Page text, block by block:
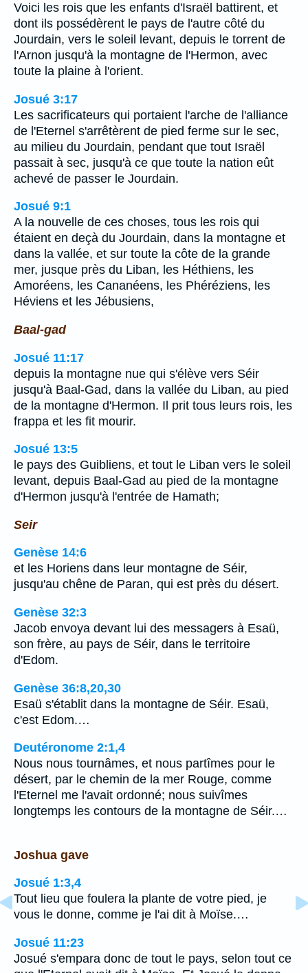
Voici les rois que les enfants d'Israël battirent, et
dont ils possédèrent le pays de l'autre côté du
Jourdain, vers le soleil levant, depuis le torrent de
l'Arnon jusqu'à la montagne de l'Hermon, avec
toute la plaine à l'orient.
Josué 3:17
Les sacrificateurs qui portaient l'arche de l'alliance
de l'Eternel s'arrêtèrent de pied ferme sur le sec,
au milieu du Jourdain, pendant que tout Israël
passait à sec, jusqu'à ce que toute la nation eût
achevé de passer le Jourdain.
Josué 9:1
A la nouvelle de ces choses, tous les rois qui
étaient en deçà du Jourdain, dans la montagne et
dans la vallée, et sur toute la côte de la grande
mer, jusque près du Liban, les Héthiens, les
Amoréens, les Cananéens, les Phéréziens, les
Héviens et les Jébusiens,
Baal-gad
Josué 11:17
depuis la montagne nue qui s'élève vers Séir
jusqu'à Baal-Gad, dans la vallée du Liban, au pied
de la montagne d'Hermon. Il prit tous leurs rois, les
frappa et les fit mourir.
Josué 13:5
le pays des Guibliens, et tout le Liban vers le soleil
levant, depuis Baal-Gad au pied de la montagne
d'Hermon jusqu'à l'entrée de Hamath;
Seir
Genèse 14:6
et les Horiens dans leur montagne de Séir,
jusqu'au chêne de Paran, qui est près du désert.
Genèse 32:3
Jacob envoya devant lui des messagers à Esaü,
son frère, au pays de Séir, dans le territoire
d'Edom.
Genèse 36:8,20,30
Esaü s'établit dans la montagne de Séir. Esaü,
c'est Edom.…
Deutéronome 2:1,4
Nous nous tournâmes, et nous partîmes pour le
désert, par le chemin de la mer Rouge, comme
l'Eternel me l'avait ordonné; nous suivîmes
longtemps les contours de la montagne de Séir.…
Joshua gave
Josué 1:3,4
Tout lieu que foulera la plante de votre pied, je
vous le donne, comme je l'ai dit à Moïse.…
Josué 11:23
Josué s'empara donc de tout le pays, selon tout ce